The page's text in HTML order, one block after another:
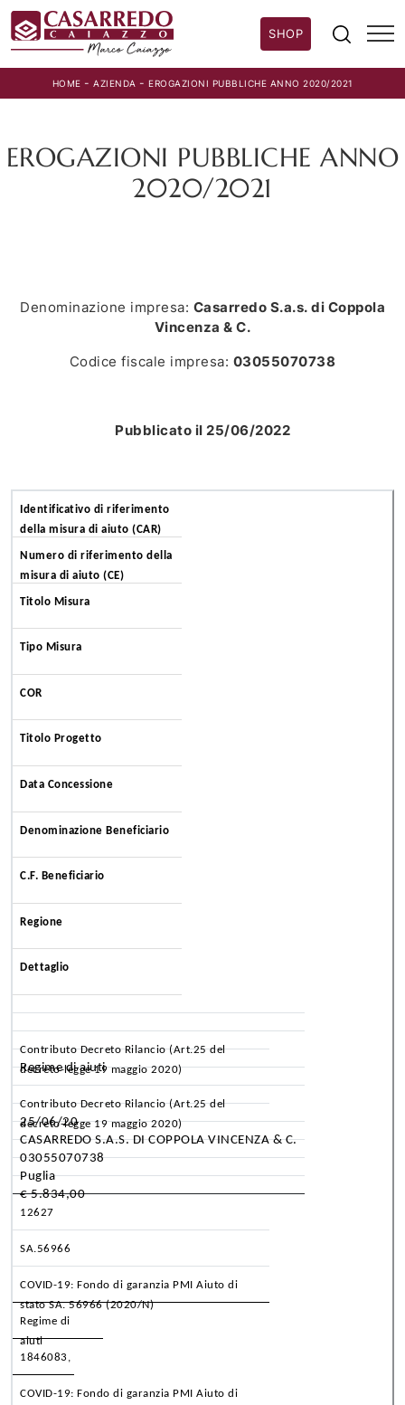
SHOP
HOME - AZIENDA - EROGAZIONI PUBBLICHE ANNO 2020/2021
EROGAZIONI PUBBLICHE ANNO
2020/2021
Denominazione impresa: Casarredo S.a.s. di Coppola
Vincenza & C.
Codice fiscale impresa: 03055070738
Pubblicato il 25/06/2022
Identificativo di riferimento
della misura di aiuto (CAR)
Numero di riferimento della
misura di aiuto (CE)
Titolo Misura
Tipo Misura
COR
Titolo Progetto
Data Concessione
Denominazione Beneficiario
C.F. Beneficiario
Regione
Dettaglio
Contributo Decreto Rilancio (Art.25 del
decreto-legge 19 maggio 2020)
Regime di aiuti
Contributo Decreto Rilancio (Art.25 del
decreto-legge 19 maggio 2020)
25/06/20
CASARREDO S.A.S. DI COPPOLA VINCENZA & C.
03055070738
Puglia
€ 5.834,00
12627
SA.56966
COVID-19: Fondo di garanzia PMI Aiuto di
stato SA. 56966 (2020/N)
Regime di
aiuti
1846083,
COVID-19: Fondo di garanzia PMI Aiuto di